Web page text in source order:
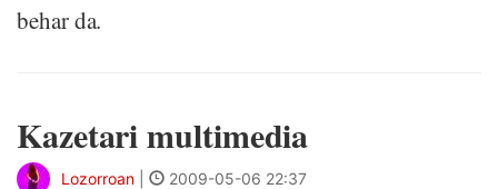
behar da.
Kazetari multimedia
Lozorroan 2009-05-06 22:37